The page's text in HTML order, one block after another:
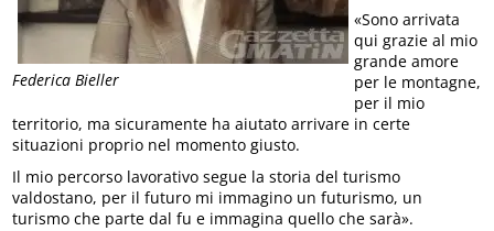
Federica Bieller
«Sono arrivata
qui grazie al mio
grande amore
per le montagne,
per il mio
territorio, ma sicuramente ha aiutato arrivare in certe
situazioni proprio nel momento giusto.
Il mio percorso lavorativo segue la storia del turismo
valdostano, per il futuro mi immagino un futurismo, un
turismo che parte dal fu e immagina quello che sarà».